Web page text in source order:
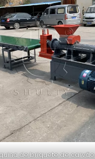
de briquete de carvão